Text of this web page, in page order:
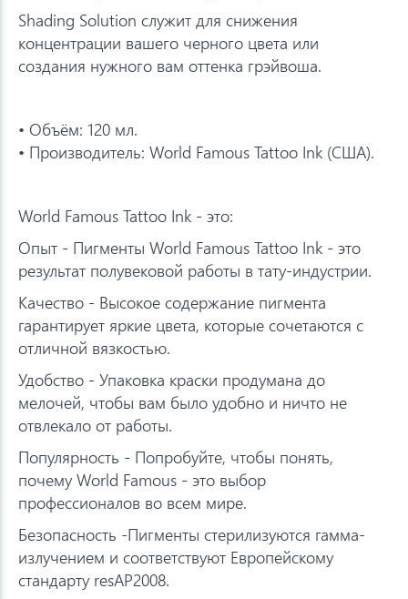
Shading Solution служит для снижения
концентрации вашего черного цвета или
создания нужного вам оттенка грэйвоша.
• Объём: 120 мл.
• Производитель: World Famous Tattoo Ink (США).
World Famous Tattoo Ink - это:
Опыт - Пигменты World Famous Tattoo Ink - это
результат полувековой работы в тату-индустрии.
Качество - Высокое содержание пигмента
гарантирует яркие цвета, которые сочетаются с
отличной вязкостью.
Удобство - Упаковка краски продумана до
мелочей, чтобы вам было удобно и ничто не
отвлекало от работы.
Популярность - Попробуйте, чтобы понять,
почему World Famous - это выбор
профессионалов во всем мире.
Безопасность -Пигменты стерилизуются гамма-
излучением и соответствуют Европейскому
стандарту resAP2008.